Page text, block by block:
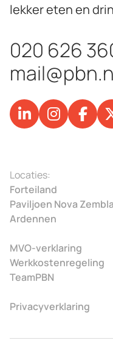
lekker eten en
020 626
Locaties:
Forteiland
Paviljoen Nova Zembla
Ardennen
MVO-verklaring
Werkkostenregeling
TeamPBN
Privacyverklaring